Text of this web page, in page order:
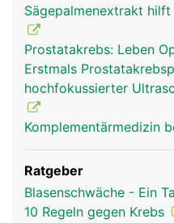
Sägepalmenextrakt
Prostatakrebs: Leben
Erstmals
hochfokussierter
Komplementärmedizin
Ratgeber
Blasenschwäche - Ein
10 Regeln gegen Krebs